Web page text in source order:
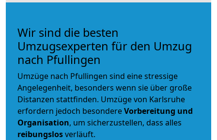
Wir sind die besten
Umzugsexperten für den Umzug
nach Pfullingen
Umzüge nach Pfullingen sind eine stressige
Angelegenheit, besonders wenn sie über große
Distanzen stattfinden. Umzüge von Karlsruhe
erfordern jedoch besondereVorbereitung und
Organisation, um sicherzustellen, dass alles
reibungslosverläuft.